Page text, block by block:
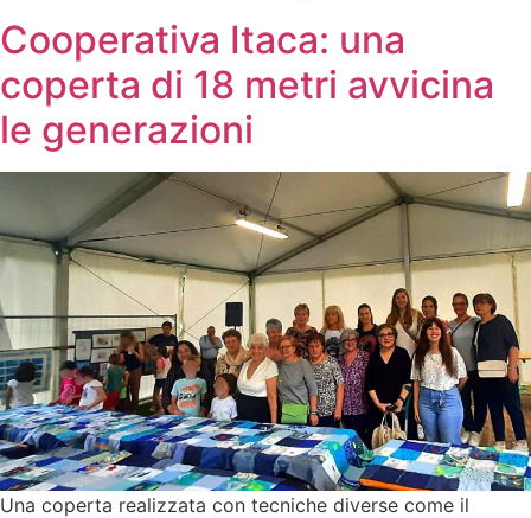
Cooperativa Itaca: una
coperta di 18 metri avvicina
le generazioni
Una coperta realizzata con tecniche diverse come il